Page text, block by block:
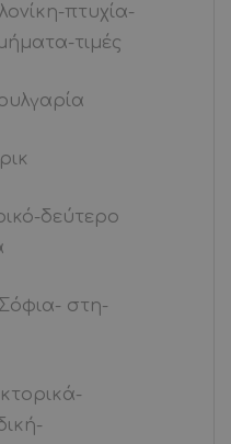
πτυχία-
τιμές
δεύτερο
στη-